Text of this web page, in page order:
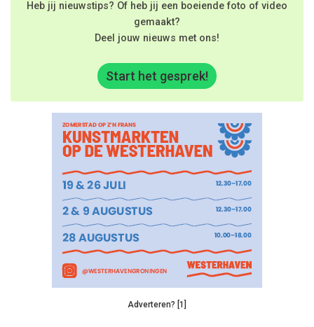
Heb jij nieuwstips? Of heb jij een boeiende foto of video
gemaakt?
Deel jouw nieuws met ons!
Start het gesprek!
Adverteren? [1]